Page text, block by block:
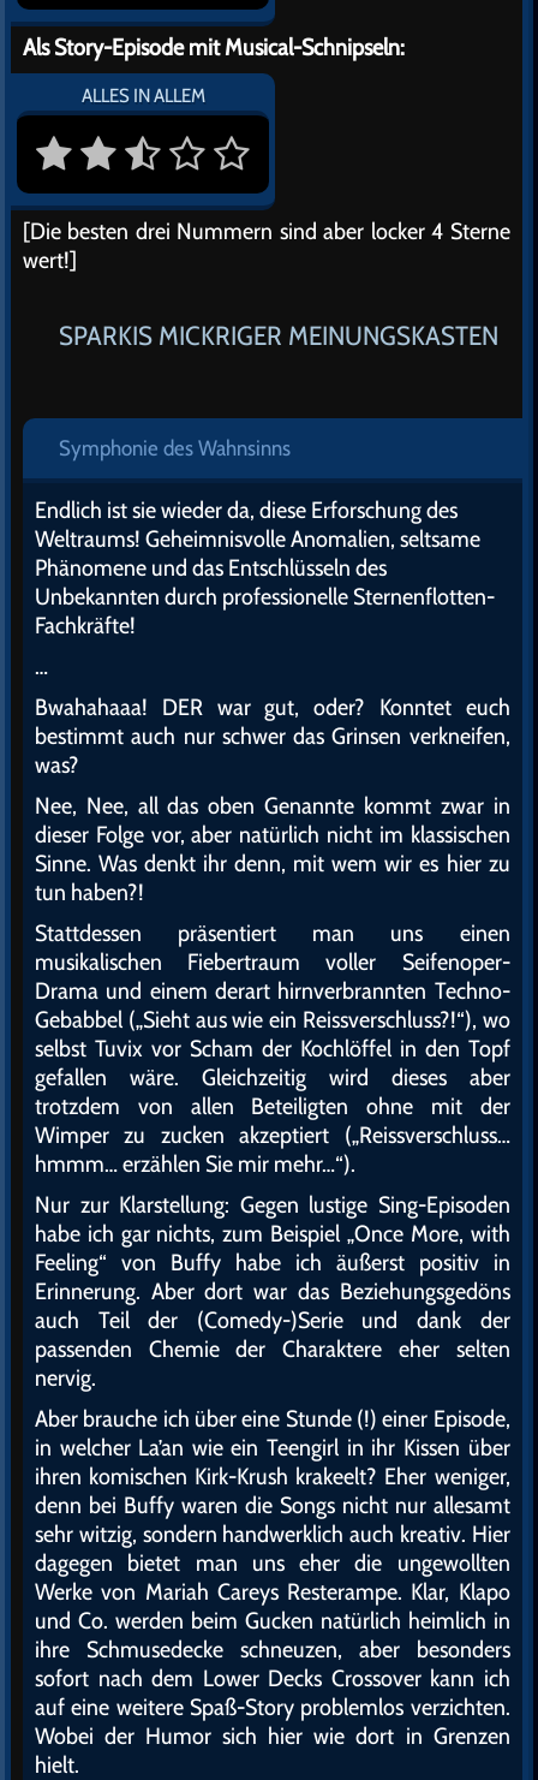
Als Story-Episode mit Musical-Schnipseln:
ALLES IN ALLEM
[Die besten drei Nummern sind aber locker 4 Sterne
wert!]
SPARKIS MICKRIGER MEINUNGSKASTEN
Symphonie des Wahnsinns
Endlich ist sie wieder da, diese Erforschung des
Weltraums! Geheimnisvolle Anomalien, seltsame
Phänomene und das Entschlüsseln des
Unbekannten durch professionelle Sternenflotten-
Fachkräfte!
…
Bwahahaaa! DER war gut, oder? Konntet euch
bestimmt auch nur schwer das Grinsen verkneifen,
was?
Nee, Nee, all das oben Genannte kommt zwar in
dieser Folge vor, aber natürlich nicht im klassischen
Sinne. Was denkt ihr denn, mit wem wir es hier zu
tun haben?!
Stattdessen präsentiert man uns einen
musikalischen Fiebertraum voller Seifenoper-
Drama und einem derart hirnverbrannten Techno-
Gebabbel („Sieht aus wie ein Reissverschluss?!“), wo
selbst Tuvix vor Scham der Kochlöffel in den Topf
gefallen wäre. Gleichzeitig wird dieses aber
trotzdem von allen Beteiligten ohne mit der
Wimper zu zucken akzeptiert („Reissverschluss…
hmmm… erzählen Sie mir mehr…“).
Nur zur Klarstellung: Gegen lustige Sing-Episoden
habe ich gar nichts, zum Beispiel „Once More, with
Feeling“ von Buffy habe ich äußerst positiv in
Erinnerung. Aber dort war das Beziehungsgedöns
auch Teil der (Comedy-)Serie und dank der
passenden Chemie der Charaktere eher selten
nervig.
Aber brauche ich über eine Stunde (!) einer Episode,
in welcher La’an wie ein Teengirl in ihr Kissen über
ihren komischen Kirk-Krush krakeelt? Eher weniger,
denn bei Buffy waren die Songs nicht nur allesamt
sehr witzig, sondern handwerklich auch kreativ. Hier
dagegen bietet man uns eher die ungewollten
Werke von Mariah Careys Resterampe. Klar, Klapo
und Co. werden beim Gucken natürlich heimlich in
ihre Schmusedecke schneuzen, aber besonders
sofort nach dem Lower Decks Crossover kann ich
auf eine weitere Spaß-Story problemlos verzichten.
Wobei der Humor sich hier wie dort in Grenzen
hielt.